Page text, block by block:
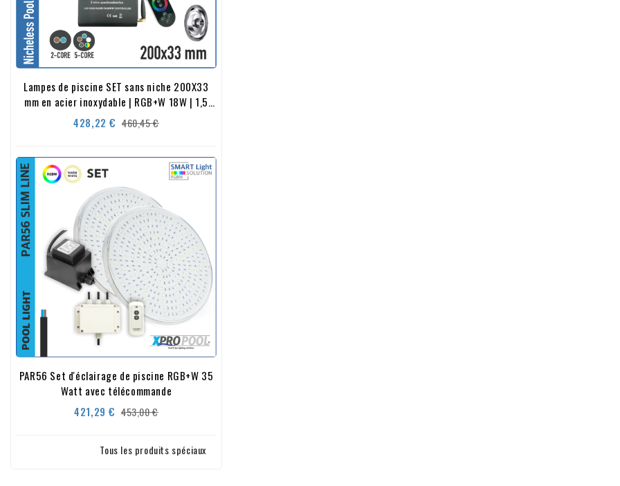
Lampes de piscine SET sans niche 200X33
mm en acier inoxydable | RGB+W 18W | 1,5
pouces
428,22 € Prix
460,45 €Prix
PAR56 Set d'éclairage de piscine RGB+W 35
Watt avec télécommande
421,29 € Prix
453,00 €Prix
Tous les produits spéciaux